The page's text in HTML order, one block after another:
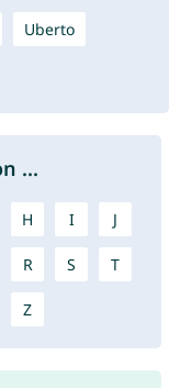
Uberto
...
H I J
R S T
Z